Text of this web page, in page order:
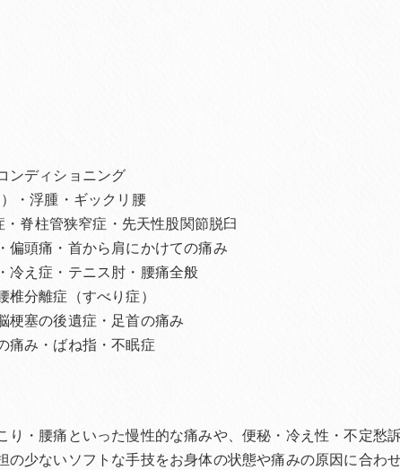
ンディショニング
・浮腫・ギックリ腰
脊柱管狭窄症・先天性股関節脱臼
偏頭痛・首から肩にかけての痛み
冷え症・テニス肘・腰痛全般
分離症（すべり症）
梗塞の後遺症・足首の痛み
痛み・ばね指・不眠症
・腰痛といった慢性的な痛みや、便秘・冷え性・不定愁
少ないソフトな手技をお身体の状態や痛みの原因に合わ